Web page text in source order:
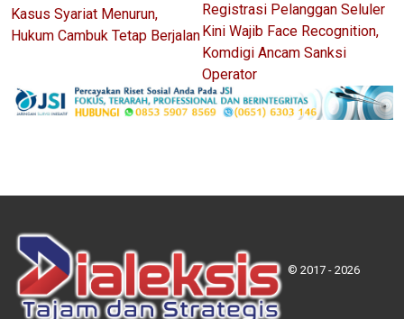
Kasus Syariat Menurun,
Hukum Cambuk Tetap Berjalan
Registrasi Pelanggan Seluler
Kini Wajib Face Recognition,
Komdigi Ancam Sanksi
Operator
© 2017 - 2026